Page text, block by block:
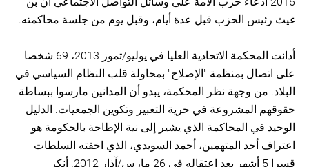
غيث رئيس الحزب قبل عدة أيام، وقبل يوم من جلسة محاكمته.
أدانت المحكمة الاتحادية العليا في يوليو/تموز 2013، 69 شخصا
على اتصال بمنظمة "الإصلاح" بمحاولة قلب النظام السياسي في
البلاد. من وجهة نظر المحكمة، يبدو أن المدانين مارسوا ببساطة
حقوقهم المشروعة في حرية التعبير وتكوين الجمعيات. الدليل
الوحيد في المحاكمة الذي يشير إلى نية الإطاحة بالحكومة هو
اعتراف أحد المتهمين، أحمد السويدي، الذي اخفته السلطات
قسرا 5 أشهر بعد اعتقاله في 26 مارس/آذار 2012. أنكر